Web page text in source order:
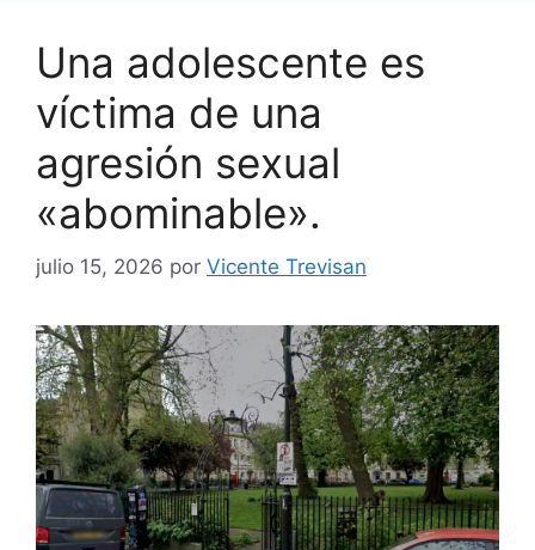
Una adolescente es
víctima de una
agresión sexual
«abominable».
julio 15, 2026 por Vicente Trevisan